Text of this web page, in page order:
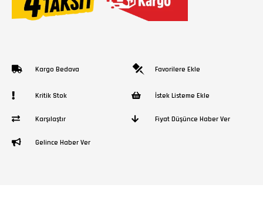
Kargo Bedava Favorilere Ekle
Kritik Stok İstek Listeme Ekle
Karşılaştır Fiyat Düşünce Haber Ver
Gelince Haber Ver